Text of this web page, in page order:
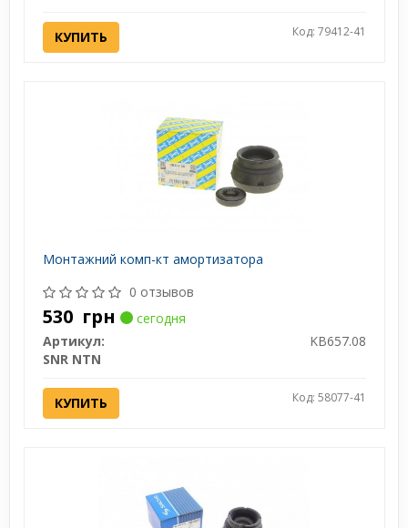
КУПИТЬ Код: 79412-41
Монтажний комп-кт амортизатора
0 отзывов
530 грн
сегодня
Артикул:
KB657.08
SNR NTN
КУПИТЬ Код: 58077-41